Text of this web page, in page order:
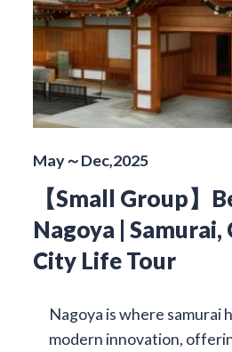
May～Dec,2025
【Small Group】
Nagoya | Samurai,
City Life Tour
Nagoya is where samurai
modern innovation,